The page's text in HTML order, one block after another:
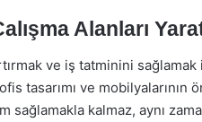
Alanları
ve iş tatminini
tasarımı ve mobilyalarının
kalmaz, aynı